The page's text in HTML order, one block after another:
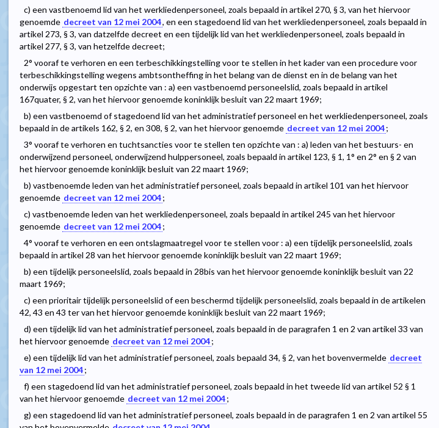
c) een vastbenoemd lid van het werkliedenpersoneel, zoals bepaald in artikel 270, § 3, van het hiervoor
genoemde decreet van 12 mei 2004, en een stagedoend lid van het werkliedenpersoneel, zoals bepaald in
artikel 273, § 3, van datzelfde decreet en een tijdelijk lid van het werkliedenpersoneel, zoals bepaald in
artikel 277, § 3, van hetzelfde decreet;
2° vooraf te verhoren en een terbeschikkingstelling voor te stellen in het kader van een procedure voor
terbeschikkingstelling wegens ambtsontheffing in het belang van de dienst en in de belang van het
onderwijs opgestart ten opzichte van : a) een vastbenoemd personeelslid, zoals bepaald in artikel
167quater, § 2, van het hiervoor genoemde koninklijk besluit van 22 maart 1969;
b) een vastbenoemd of stagedoend lid van het administratief personeel en het werkliedenpersoneel, zoals
bepaald in de artikels 162, § 2, en 308, § 2, van het hiervoor genoemde decreet van 12 mei 2004;
3° vooraf te verhoren en tuchtsancties voor te stellen ten opzichte van : a) leden van het bestuurs- en
onderwijzend personeel, onderwijzend hulppersoneel, zoals bepaald in artikel 123, § 1, 1° en 2° en § 2 van
het hiervoor genoemde koninklijk besluit van 22 maart 1969;
b) vastbenoemde leden van het administratief personeel, zoals bepaald in artikel 101 van het hiervoor
genoemde decreet van 12 mei 2004;
c) vastbenoemde leden van het werkliedenpersoneel, zoals bepaald in artikel 245 van het hiervoor
genoemde decreet van 12 mei 2004;
4° vooraf te verhoren en een ontslagmaatregel voor te stellen voor : a) een tijdelijk personeelslid, zoals
bepaald in artikel 28 van het hiervoor genoemde koninklijk besluit van 22 maart 1969;
b) een tijdelijk personeelslid, zoals bepaald in 28bis van het hiervoor genoemde koninklijk besluit van 22
maart 1969;
c) een prioritair tijdelijk personeelslid of een beschermd tijdelijk personeelslid, zoals bepaald in de artikelen
42, 43 en 43 ter van het hiervoor genoemde koninklijk besluit van 22 maart 1969;
d) een tijdelijk lid van het administratief personeel, zoals bepaald in de paragrafen 1 en 2 van artikel 33 van
het hiervoor genoemde decreet van 12 mei 2004;
e) een tijdelijk lid van het administratief personeel, zoals bepaald 34, § 2, van het bovenvermelde decreet
van 12 mei 2004;
f) een stagedoend lid van het administratief personeel, zoals bepaald in het tweede lid van artikel 52 § 1
van het hiervoor genoemde decreet van 12 mei 2004;
g) een stagedoend lid van het administratief personeel, zoals bepaald in de paragrafen 1 en 2 van artikel 55